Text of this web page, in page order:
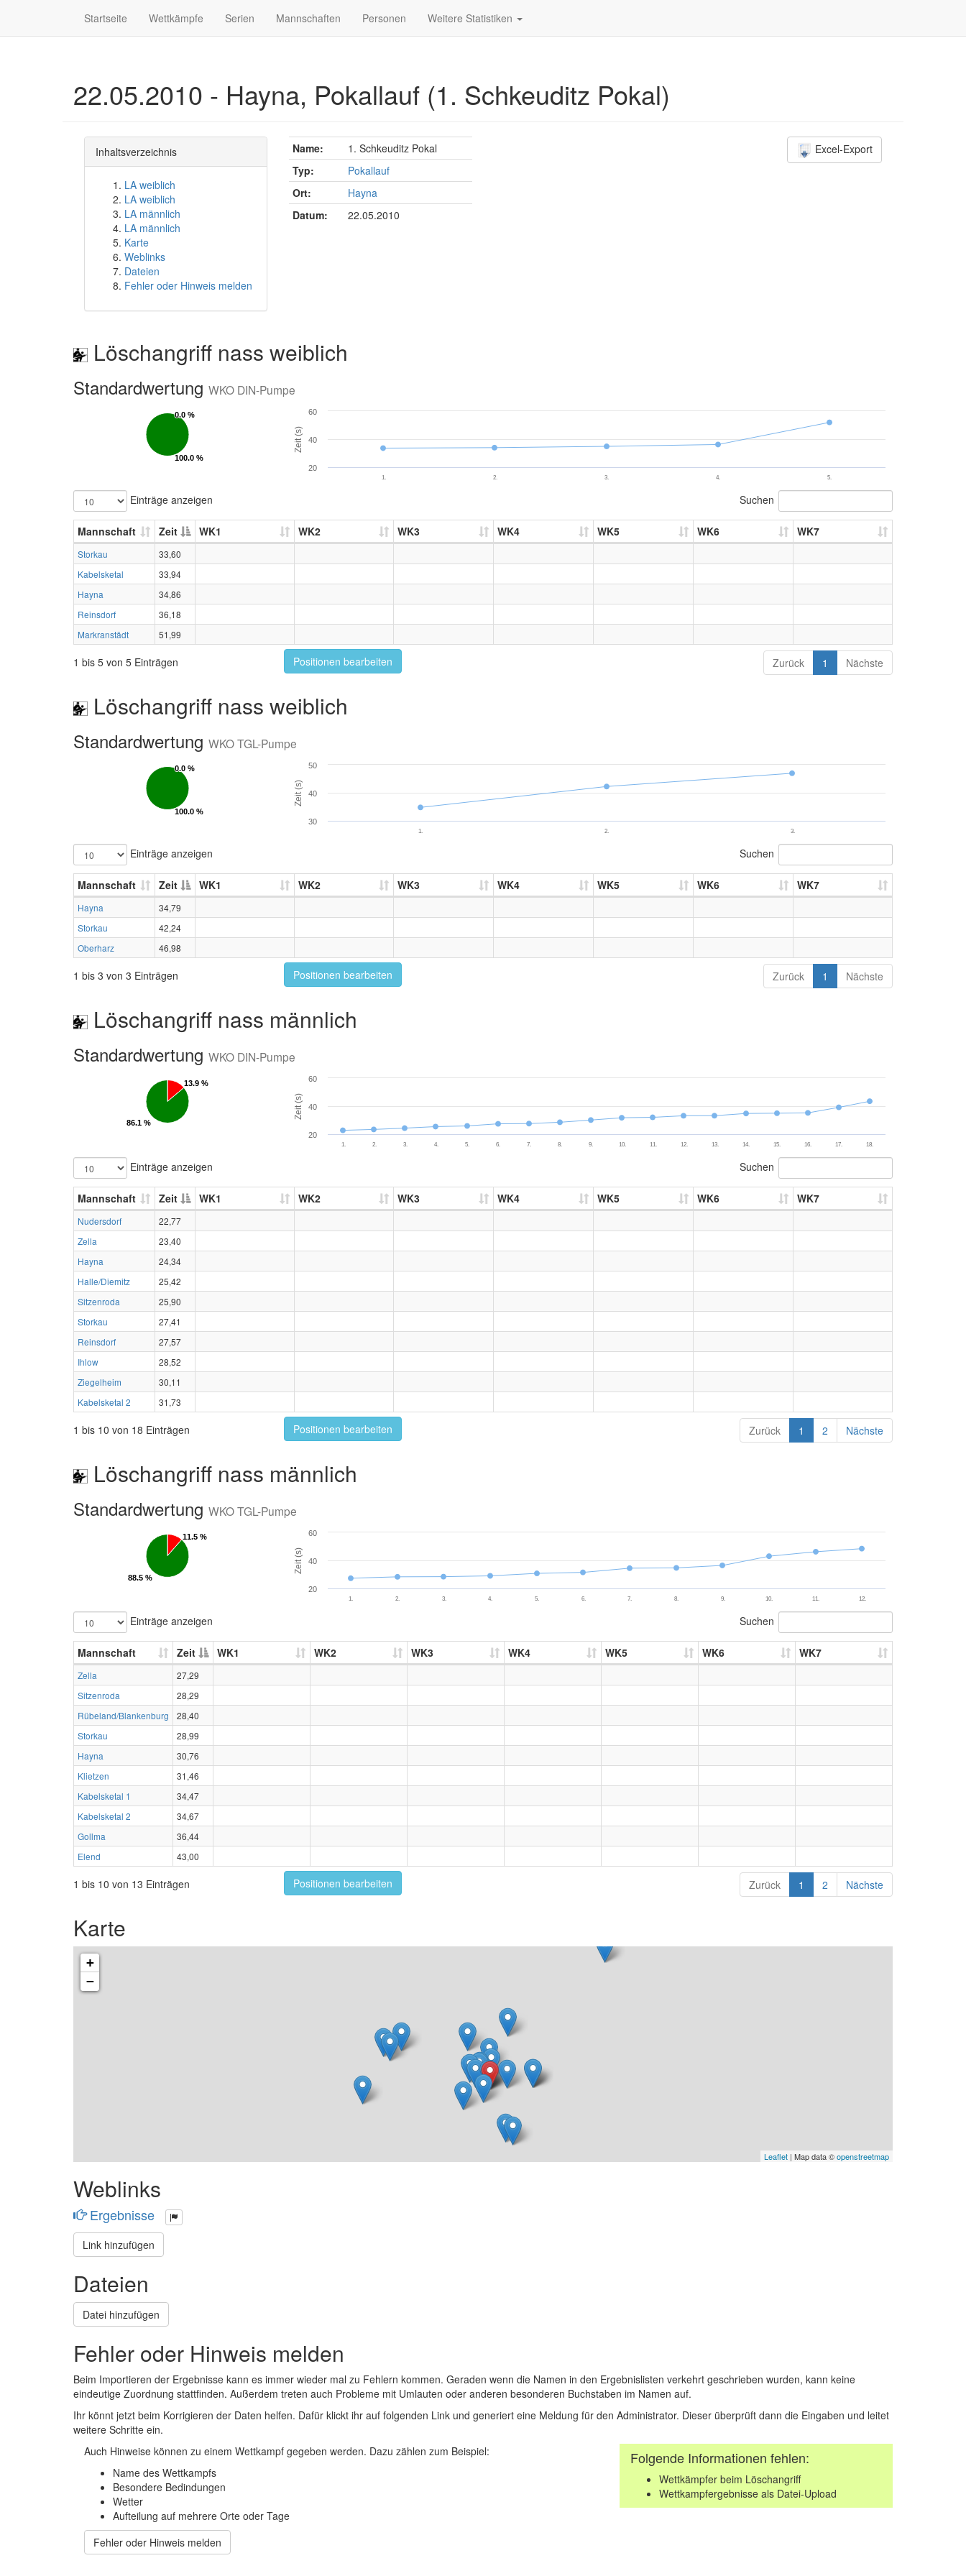
Startseite Wettkämpfe Serien Mannschaften Personen Weitere Statistiken
22.05.2010 - Hayna, Pokallauf (1. Schkeuditz Pokal)
Inhaltsverzeichnis
LA weiblich
LA weiblich
LA männlich
LA männlich
Karte
Weblinks
Dateien
Fehler oder Hinweis melden
Name:
1. Schkeuditz Pokal
Typ:
Pokallauf
Ort:
Hayna
Datum:
22.05.2010
Excel-Export
Löschangriff nass weiblich
Standardwertung WKO DIN-Pumpe
0.0 %
0.0 %
100.0 %
100.0 %
Zeit (s)
1. 2. 3. 4. 5.
20
40
60
Einträge anzeigen Suchen
Mannschaft Zeit WK1 WK2 WK3 WK4 WK5 WK6 WK7
Storkau
33,60
Kabelsketal
33,94
Hayna
34,86
Reinsdorf
36,18
Markranstädt
51,99
1 bis 5 von 5 Einträgen Positionen bearbeiten Zurück 1 Nächste
Löschangriff nass weiblich
Standardwertung WKO TGL-Pumpe
0.0 %
0.0 %
100.0 %
100.0 %
Zeit (s)
1. 2. 3.
30
40
50
Einträge anzeigen Suchen
Mannschaft Zeit WK1 WK2 WK3 WK4 WK5 WK6 WK7
Hayna
34,79
Storkau
42,24
Oberharz
46,98
1 bis 3 von 3 Einträgen Positionen bearbeiten Zurück 1 Nächste
Löschangriff nass männlich
Standardwertung WKO DIN-Pumpe
13.9 %
13.9 %
86.1 %
86.1 %
Zeit (s)
1. 2. 3. 4. 5. 6. 7. 8. 9. 10. 11. 12. 13. 14. 15. 16. 17. 18.
20
40
60
Einträge anzeigen Suchen
Mannschaft Zeit WK1 WK2 WK3 WK4 WK5 WK6 WK7
Nudersdorf
22,77
Zella
23,40
Hayna
24,34
Halle/Diemitz
25,42
Sitzenroda
25,90
Storkau
27,41
Reinsdorf
27,57
Ihlow
28,52
Ziegelheim
30,11
Kabelsketal 2
31,73
1 bis 10 von 18 Einträgen Positionen bearbeiten Zurück 1 2 Nächste
Löschangriff nass männlich
Standardwertung WKO TGL-Pumpe
11.5 %
11.5 %
88.5 %
88.5 %
Zeit (s)
1. 2. 3. 4. 5. 6. 7. 8. 9. 10. 11. 12.
20
40
60
Einträge anzeigen Suchen
Mannschaft Zeit WK1 WK2 WK3 WK4 WK5 WK6 WK7
Zella
27,29
Sitzenroda
28,29
Rübeland/Blankenburg
28,40
Storkau
28,99
Hayna
30,76
Klietzen
31,46
Kabelsketal 1
34,47
Kabelsketal 2
34,67
Gollma
36,44
Elend
43,00
1 bis 10 von 13 Einträgen Positionen bearbeiten Zurück 1 2 Nächste
Karte
+
−
Leaflet | Map data ©openstreetmap
Weblinks
Ergebnisse
Link hinzufügen
Dateien
Datei hinzufügen
Fehler oder Hinweis melden
Beim Importieren der Ergebnisse kann es immer wieder mal zu Fehlern kommen. Geraden wenn die Namen in den Ergebnislisten verkehrt geschrieben wurden, kann keine
eindeutige Zuordnung stattfinden. Außerdem treten auch Probleme mit Umlauten oder anderen besonderen Buchstaben im Namen auf.
Ihr könnt jetzt beim Korrigieren der Daten helfen. Dafür klickt ihr auf folgenden Link und generiert eine Meldung für den Administrator. Dieser überprüft dann die Eingaben und leitet
weitere Schritte ein.
Auch Hinweise können zu einem Wettkampf gegeben werden. Dazu zählen zum Beispiel:
Name des Wettkampfs
Besondere Bedindungen
Wetter
Aufteilung auf mehrere Orte oder Tage
Fehler oder Hinweis melden
Folgende Informationen fehlen:
Wettkämpfer beim Löschangriff
Wettkampfergebnisse als Datei-Upload